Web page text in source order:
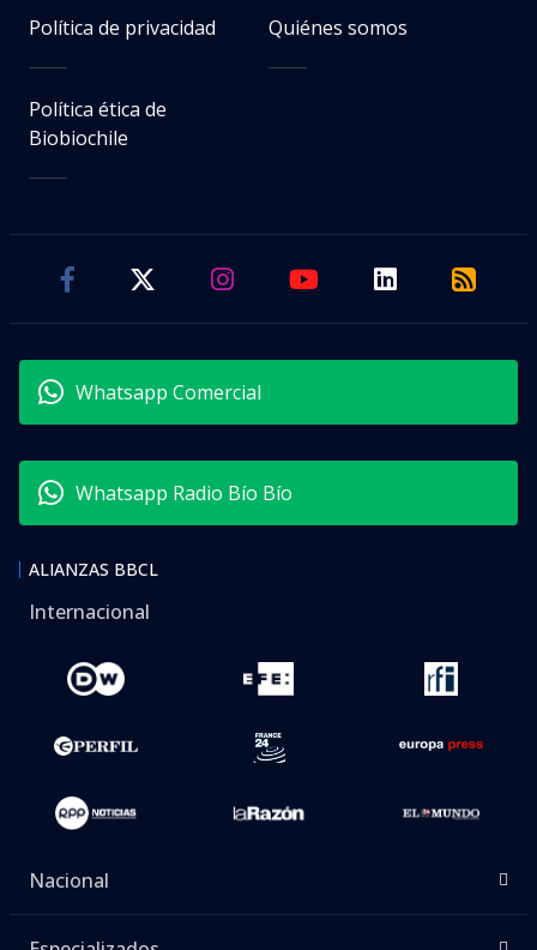
Política de privacidad Quiénes somos
Política ética de
Biobiochile
Whatsapp Comercial
Whatsapp Radio Bío Bío
ALIANZAS BBCL
Internacional
Nacional